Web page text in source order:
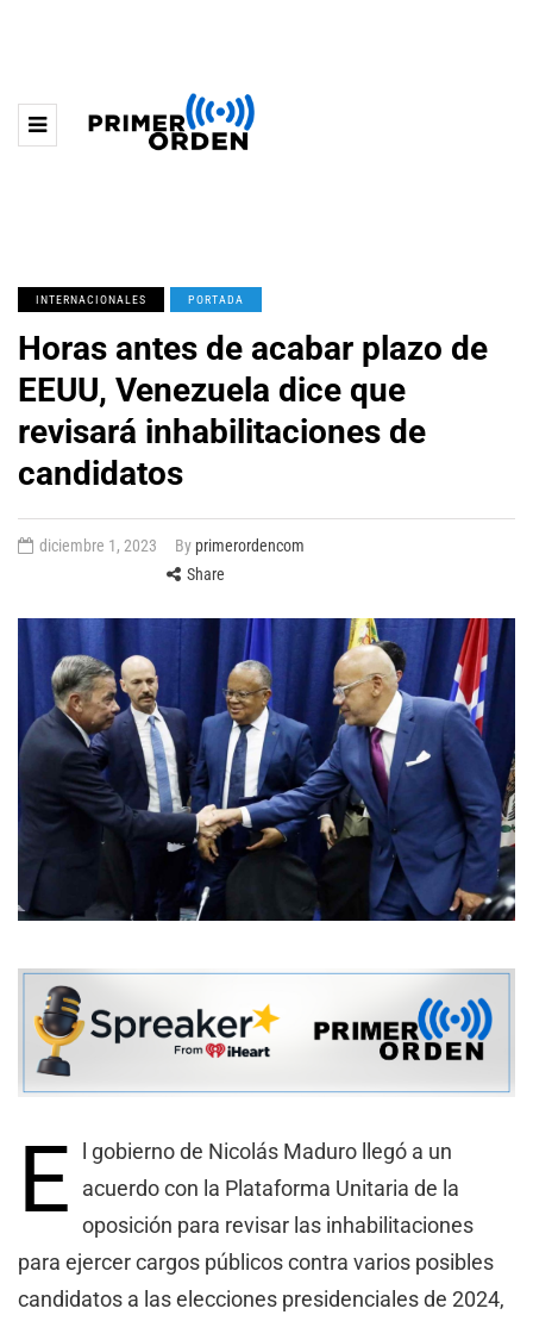
INTERNACIONALES PORTADA
Horas antes de acabar plazo de
EEUU, Venezuela dice que
revisará inhabilitaciones de
candidatos
diciembre 1, 2023 By primerordencom
Share
E
l gobierno de Nicolás Maduro llegó a un
acuerdo con la Plataforma Unitaria de la
oposición para revisar las inhabilitaciones
para ejercer cargos públicos contra varios posibles
candidatos a las elecciones presidenciales de 2024,